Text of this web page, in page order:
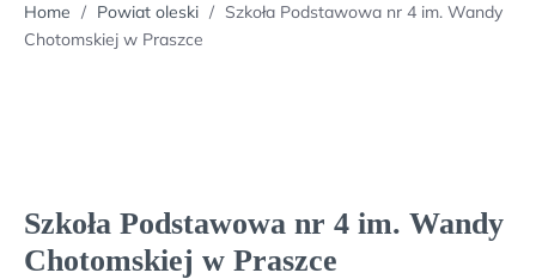
Home / Powiat oleski / Szkoła Podstawowa nr 4 im. Wandy
Chotomskiej w Praszce
Szkoła Podstawowa nr 4 im. Wandy
Chotomskiej w Praszce